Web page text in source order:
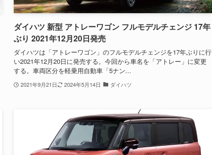
ダイハツ 新型 アトレーワゴン フルモデルチェンジ 17年
ぶり 2021年12月20日発売
ダイハツは「アトレーワゴン」のフルモデルチェンジを17年ぶりに行
い2021年12月20日に発売する。今回から車名を「アトレー」に変更
する。車両区分を軽乗用自動車「5ナン...
2021年9月21日 2024年5月14日 ダイハツ